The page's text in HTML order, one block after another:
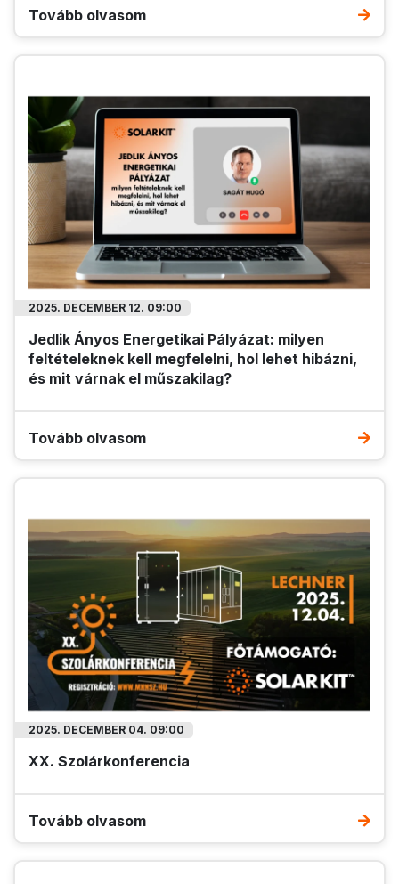
Tovább olvasom
2025. DECEMBER 12. 09:00
Jedlik Ányos Energetikai Pályázat: milyen
feltételeknek kell megfelelni, hol lehet hibázni,
és mit várnak el műszakilag?
Tovább olvasom
2025. DECEMBER 04. 09:00
XX. Szolárkonferencia
Tovább olvasom